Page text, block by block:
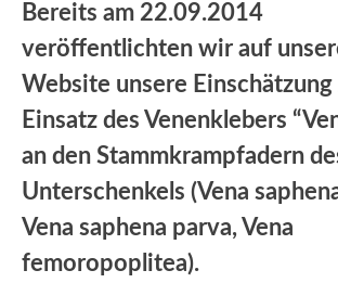
Bereits am 22.09.2014
veröffentlichten wir auf
Website unsere Einschätzung
Einsatz des Venenklebers
an den Stammkrampfadern
Unterschenkels (Vena
Vena saphena parva, Vena
femoropoplitea).